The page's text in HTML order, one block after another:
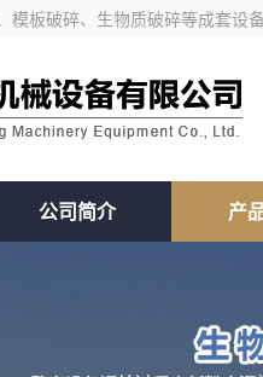
板破碎、生物质破碎等成套设
公司简介 产